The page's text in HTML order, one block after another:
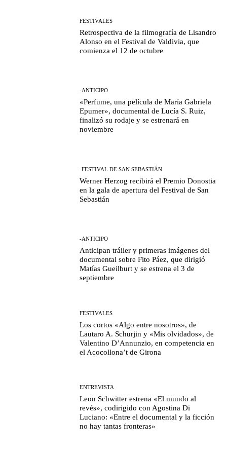
FESTIVALES
Retrospectiva de la filmografía de Lisandro
Alonso en el Festival de Valdivia, que
comienza el 12 de octubre
-ANTICIPO
«Perfume, una película de María Gabriela
Epumer», documental de Lucía S. Ruiz,
finalizó su rodaje y se estrenará en
noviembre
-FESTIVAL DE SAN SEBASTIÁN
Werner Herzog recibirá el Premio Donostia
en la gala de apertura del Festival de San
Sebastián
-ANTICIPO
Anticipan tráiler y primeras imágenes del
documental sobre Fito Páez, que dirigió
Matías Gueilburt y se estrena el 3 de
septiembre
FESTIVALES
Los cortos «Algo entre nosotros», de
Lautaro A. Schurjin y «Mis olvidados», de
Valentino D’Annunzio, en competencia en
el Acocollona’t de Girona
ENTREVISTA
Leon Schwitter estrena «El mundo al
revés», codirigido con Agostina Di
Luciano: «Entre el documental y la ficción
no hay tantas fronteras»